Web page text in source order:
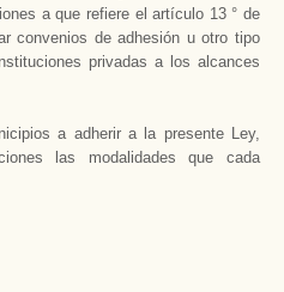
a que refiere el artículo 13 ° de
convenios de adhesión u otro tipo
privadas a los alcances
a adherir a la presente Ley,
las modalidades que cada